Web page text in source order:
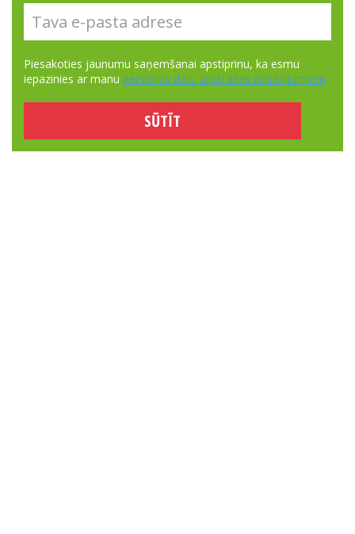
Piesakoties jaunumu saņemšanai apstiprinu, ka esmu
iepazinies ar manu personas datu apstrādes nosacījumiem